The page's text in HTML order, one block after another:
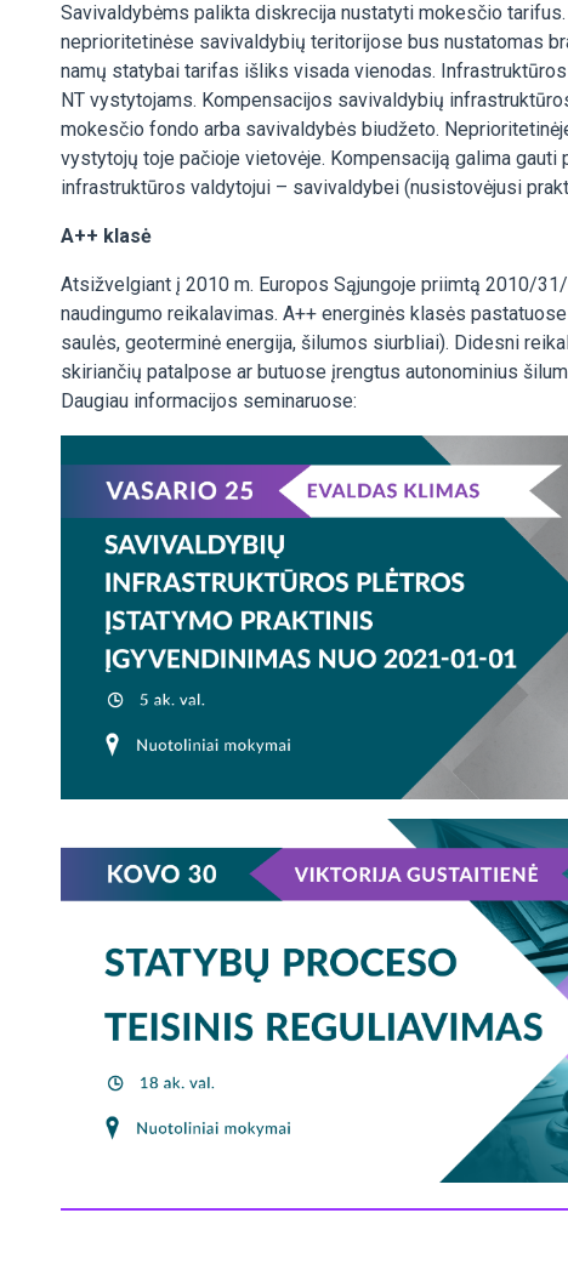
Savivaldybėms palikta diskrecija nustatyti mokesčio
neprioritetinėse savivaldybių teritorijose bus nustatomas
namų statybai tarifas išliks visada vienodas.
NT vystytojams. Kompensacijos savivaldybių
mokesčio fondo arba savivaldybės biudžeto.
vystytojų toje pačioje vietovėje. Kompensaciją galima
infrastruktūros valdytojui – savivaldybei (nusistovėjusi
A++ klasė
Atsižvelgiant į 2010 m. Europos Sąjungoje priimtą 2010/
naudingumo reikalavimas. A++ energinės klasės
saulės, geoterminė energija, šilumos siurbliai). Didesni
skiriančių patalpose ar butuose įrengtus autonominius
Daugiau informacijos seminaruose: